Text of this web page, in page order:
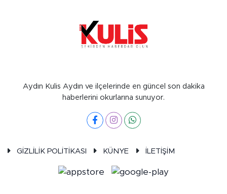
Aydın Kulis Aydın ve ilçelerinde en güncel son dakika
haberlerini okurlarına sunuyor.
GİZLİLİK POLİTİKASI KÜNYE İLETİŞİM